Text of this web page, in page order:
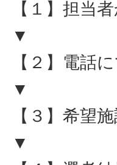
【１】担当
▼
【２】電話
▼
【３】希望
▼